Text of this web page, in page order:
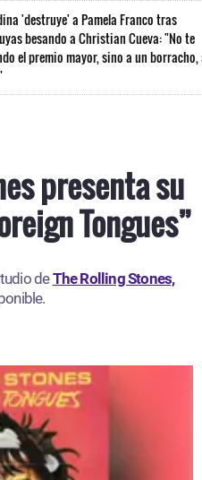
'destruye' a Pamela Franco tras
besando a Christian Cueva: "No te
el premio mayor, sino a un borracho,
presenta su
Tongues”
deThe Rolling Stones,